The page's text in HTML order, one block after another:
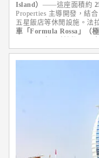
Island） ——這座面積約
Properties 主導開發，結
五星飯店等休閒設施。法
車「Formula Rossa」（
賽道模擬的互動體驗，是